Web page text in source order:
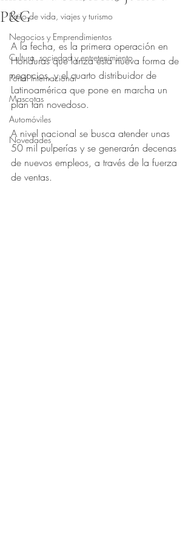
Estilo de vida, viajes y turismo
Negocios y Emprendimientos
Cultura, sociedad y entretenimiento
Portal Internacional
Mascotas
Automóviles
Novedades
P&G
Obtuvo NaN de 5 estrellas.
A la fecha, es la primera operación en
Honduras que lanza esta nueva forma de
negocios, y el cuarto distribuidor de
Latinoamérica que pone en marcha un
plan tan novedoso.
A nivel nacional se busca atender unas
50 mil pulperías y se generarán decenas
de nuevos empleos, a través de la fuerza
de ventas.